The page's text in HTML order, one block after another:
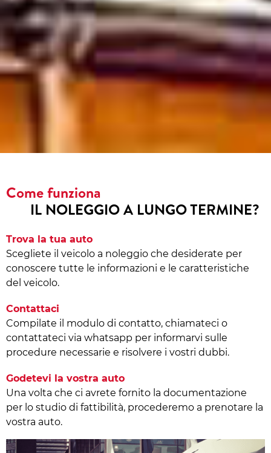
Come funziona
IL NOLEGGIO A LUNGO TERMINE?
Trova la tua auto
Scegliete il veicolo a noleggio che desiderate per
conoscere tutte le informazioni e le caratteristiche
del veicolo.
Contattaci
Compilate il modulo di contatto, chiamateci o
contattateci via whatsapp per informarvi sulle
procedure necessarie e risolvere i vostri dubbi.
Godetevi la vostra auto
Una volta che ci avrete fornito la documentazione
per lo studio di fattibilità, procederemo a prenotare la
vostra auto.